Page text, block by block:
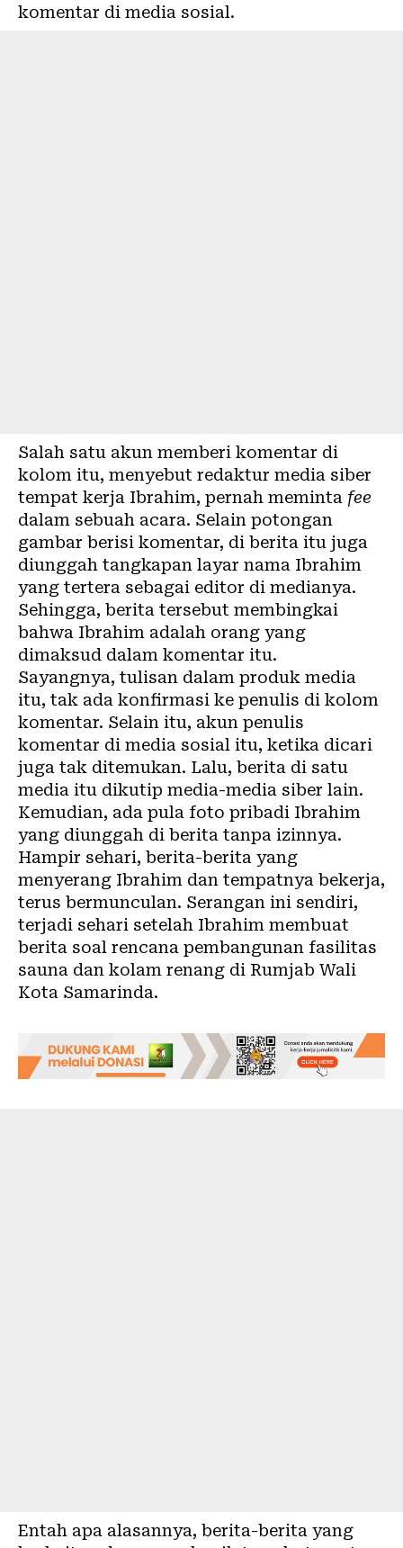
komentar di media sosial.
Salah satu akun memberi komentar di
kolom itu, menyebut redaktur media siber
tempat kerja Ibrahim, pernah meminta fee
dalam sebuah acara. Selain potongan
gambar berisi komentar, di berita itu juga
diunggah tangkapan layar nama Ibrahim
yang tertera sebagai editor di medianya.
Sehingga, berita tersebut membingkai
bahwa Ibrahim adalah orang yang
dimaksud dalam komentar itu.
Sayangnya, tulisan dalam produk media
itu, tak ada konfirmasi ke penulis di kolom
komentar. Selain itu, akun penulis
komentar di media sosial itu, ketika dicari
juga tak ditemukan. Lalu, berita di satu
media itu dikutip media-media siber lain.
Kemudian, ada pula foto pribadi Ibrahim
yang diunggah di berita tanpa izinnya.
Hampir sehari, berita-berita yang
menyerang Ibrahim dan tempatnya bekerja,
terus bermunculan. Serangan ini sendiri,
terjadi sehari setelah Ibrahim membuat
berita soal rencana pembangunan fasilitas
sauna dan kolam renang di Rumjab Wali
Kota Samarinda.
Entah apa alasannya, berita-berita yang